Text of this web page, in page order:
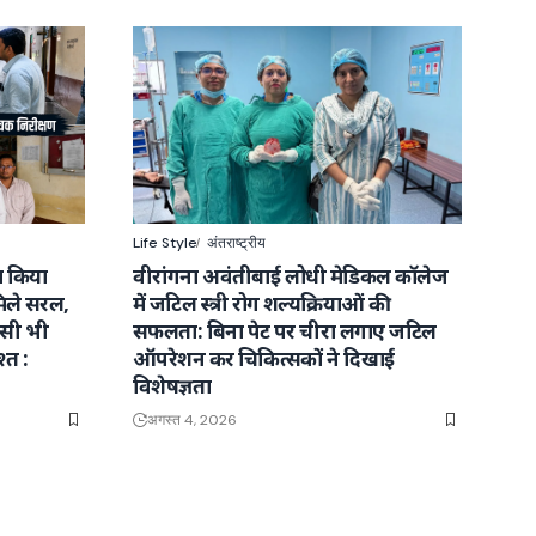
सरल,
भी
:
Life Style अंतराष्ट्रीय
वीरांगना अवंतीबाई लोधी मेडिकल कॉलेज
में जटिल स्त्री रोग शल्यक्रियाओं की
सफलता: बिना पेट पर चीरा लगाए जटिल
ऑपरेशन कर चिकित्सकों ने दिखाई
विशेषज्ञता
अगस्त 4, 2026